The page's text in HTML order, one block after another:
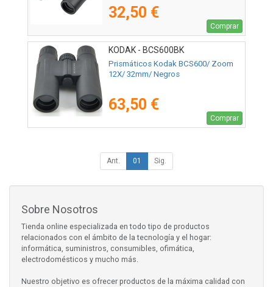
32,50 €
Comprar
KODAK - BCS600BK
Prismáticos Kodak BCS600/ Zoom
12X/ 32mm/ Negros
63,50 €
Comprar
Ant. 01 Sig.
Sobre Nosotros
Tienda online especializada en todo tipo de productos
relacionados con el ámbito de la tecnología y el hogar:
informática, suministros, consumibles, ofimática,
electrodomésticos y mucho más.
Nuestro objetivo es ofrecer productos de la máxima calidad con